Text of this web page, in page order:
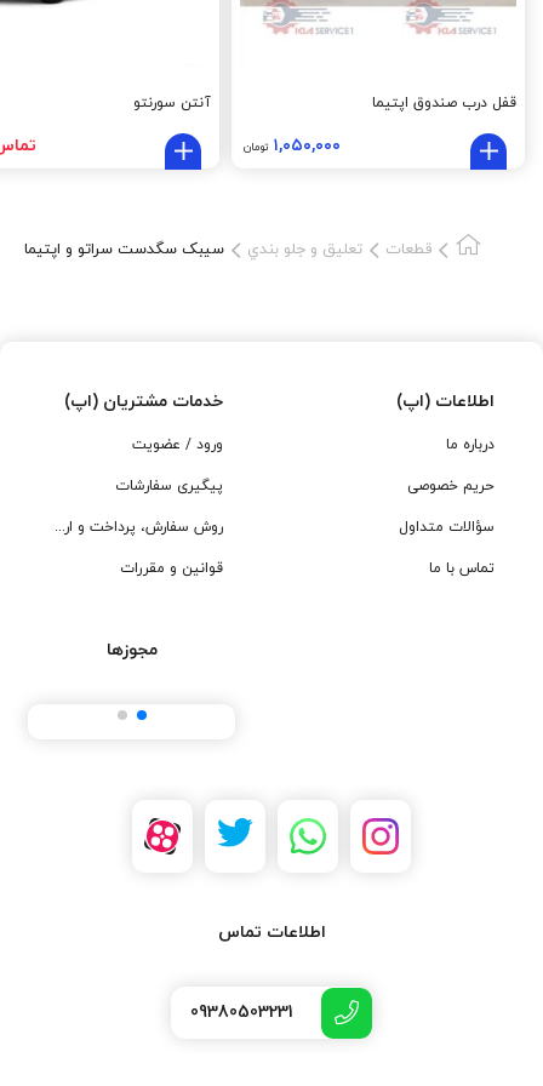
قفل درب صندوق اپتيما
۱,۰۵۰,۰۰۰ تومان
آنتن سورنتو
قطعات تعلیق و جلو بندي سیبک سگدست سراتو و اپتیما
اطلاعات (اپ)
درباره ما
حریم خصوصی
سؤالات متداول
تماس با ما
خدمات مشتریان (اپ)
ورود / عضویت
پیگیری سفارشات
روش سفارش، پرداخت و ارسال
قوانین و مقررات
مجوزها
اطلاعات تماس
09380503231